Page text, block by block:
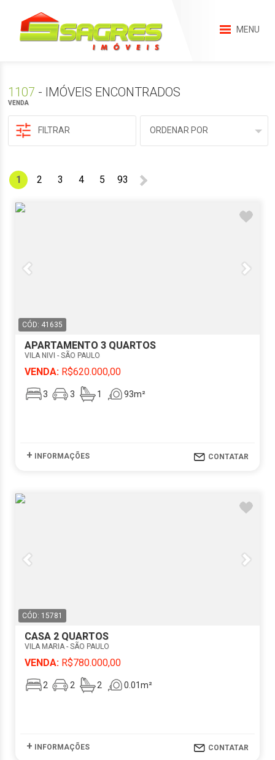
MENU
1107 - IMÓVEIS ENCONTRADOS
VENDA
FILTRAR ORDENAR POR
1 2 3 4 5 93
CÓD: 41635
APARTAMENTO 3 QUARTOS
VILA NIVI - SÃO PAULO
VENDA: R$620.000,00
3 3 1 93m²
+ INFORMAÇÕES CONTATAR
CÓD: 15781
CASA 2 QUARTOS
VILA MARIA - SÃO PAULO
VENDA: R$780.000,00
2 2 2 0.01m²
+ INFORMAÇÕES CONTATAR